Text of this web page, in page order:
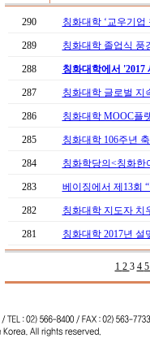
290 칭화대학 ‘교우기업
289 칭화대학 졸업식 풍
288 칭화대학에서 '2017
287 칭화대학 글로벌 지
286 칭화대학 MOOC플
285 칭화대학 106주년
284 칭화학당의<칭화한
283 베이징에서 제13회
282 칭화대학 지도자 치
281 칭화대학 2017년 설
1 2 3 4